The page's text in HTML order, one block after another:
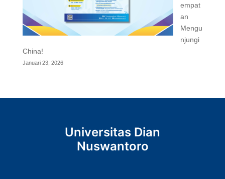
empat
an
Mengu
njungi
China!
Januari 23, 2026
Universitas Dian
Nuswantoro